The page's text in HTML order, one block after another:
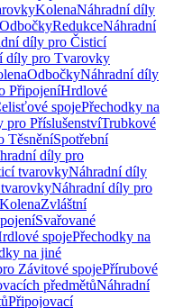
KolenaNáhradní díly
RedukceNáhradní
díly pro Čisticí
díly pro Tvarovky
OdbočkyNáhradní díly
PřipojeníHrdlové
spojePřechodky na
pro PříslušenstvíTrubkové
TěsněníSpotřební
díly pro
tvarovkyNáhradní díly
Náhradní díly pro
KolenaZvláštní
Svařované
spojePřechodky na
na jiné
Závitové spojePřírubové
předmětůNáhradní
Připojovací